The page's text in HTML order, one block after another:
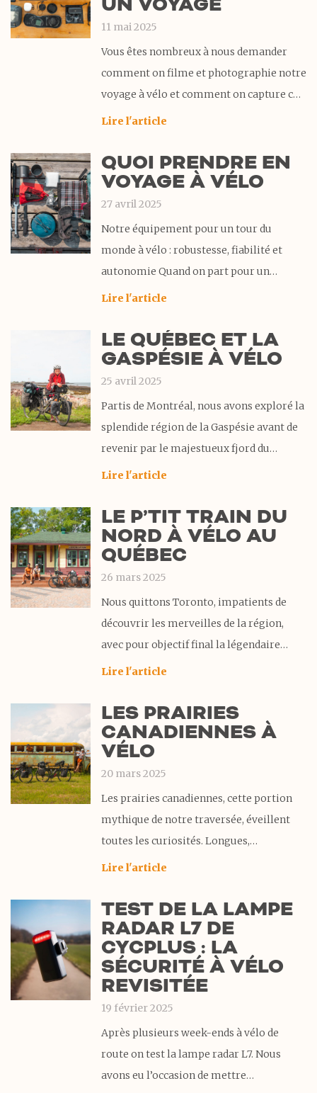
11 mai 2025
Vous êtes nombreux à nous demander
comment on filme et photographie notre
voyage à vélo et comment on capture ces
moments uniques sur la route. On a donc
notre approche de la vidéo et de la photo
en voyage à
Lire l'article
QUOI PRENDRE EN
VOYAGE À VÉLO
27 avril 2025
Notre équipement pour un tour du
monde à vélo : robustesse, fiabilité et
autonomie Quand on part pour un
voyage à vélo autour du monde, le
terre battue aux climats changeant, notre
équipement de cyclotourisme est mis à
rude épreuve
Lire l'article
LE QUÉBEC ET LA
GASPÉSIE À VÉLO
25 avril 2025
Partis de Montréal, nous avons exploré la
splendide région de la Gaspésie avant de
revenir par le majestueux fjord du
Saguenay. Ce parcours au cœur du Québec
magnifiquement conclu notre traversée
du Canada à vélo. Revenir en territoire
Lire l'article
LE P’TIT TRAIN DU
NORD À VÉLO AU
QUÉBEC
26 mars 2025
Nous quittons Toronto, impatients de
découvrir les merveilles de la région,
avec pour objectif final la légendaire
piste cyclable du P’tit Train du Nord.
comté du Prince Édouard avant
d’atteindre Ottawa. En chemin, nous
célébrons l’anniversaire de Fiona de
manière
Lire l'article
LES PRAIRIES
CANADIENNES À
VÉLO
20 mars 2025
Les prairies canadiennes, cette portion
mythique de notre traversée, éveillent
toutes les curiosités. Longues,
monotones, sans relief… c’est ce qu’on
une lueur d’espoir : « Vous aurez au
moins le vent dans le dos, d’Ouest en Est !
»
Lire l'article
TEST DE LA LAMPE
RADAR L7 DE
CYCPLUS : LA
SÉCURITÉ À VÉLO
REVISITÉE
19 février 2025
Après plusieurs week-ends à vélo de
route on test la lampe radar L7. Nous
avons eu l’occasion de mettre